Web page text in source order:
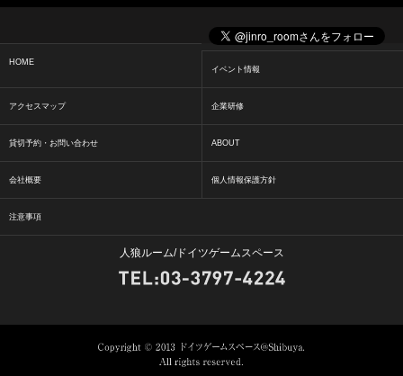
HOME
イベント情報
アクセスマップ 企業研修
貸切予約・お問い合わせ ABOUT
会社概要 個人情報保護方針
注意事項
人狼ルーム/ドイツゲームスペース